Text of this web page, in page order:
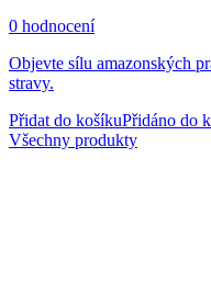
0 hodnocení
Objevte sílu amazonských
stravy.
Přidat do košíkuPřidáno do
Všechny produkty